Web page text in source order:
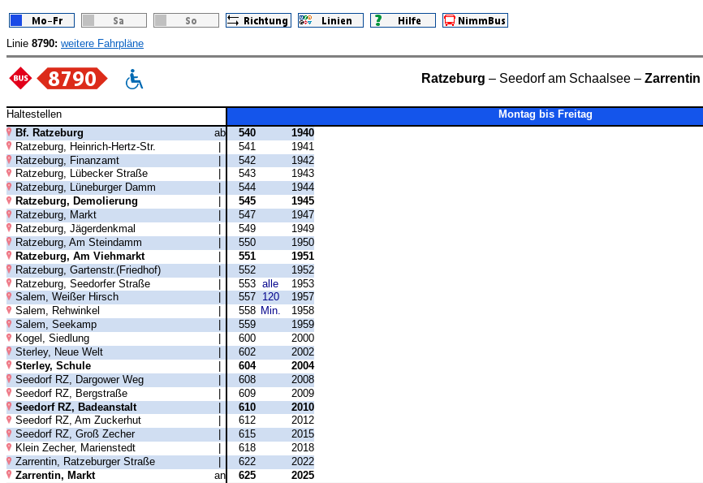
Linie 8790: weitere Fahrpläne
Ratzeburg – Seedorf am Schaalsee – Zarrentin
Haltestellen
Montag bis Freitag
Bf. Ratzeburg
ab 540
1940
Ratzeburg, Heinrich-Hertz-Str.
| 541
1941
Ratzeburg, Finanzamt
| 542
1942
Ratzeburg, Lübecker Straße
543
1943
Ratzeburg, Lüneburger Damm
544
1944
Ratzeburg, Demolierung
545
1945
Ratzeburg, Markt
547
1947
Ratzeburg, Jägerdenkmal
549
1949
Ratzeburg, Am Steindamm
550
1950
Ratzeburg, Am Viehmarkt
551
1951
Ratzeburg, Gartenstr.(Friedhof)
| 552
1952
Ratzeburg, Seedorfer Straße
| 553 alle
1953
Salem, Weißer Hirsch
557 120
1957
Salem, Rehwinkel
558 Min.
1958
Salem, Seekamp
559
1959
Kogel, Siedlung
600
2000
Sterley, Neue Welt
602
2002
Sterley, Schule
604
2004
Seedorf RZ, Dargower Weg
608
2008
Seedorf RZ, Bergstraße
| 609
2009
Seedorf RZ, Badeanstalt
| 610
2010
Seedorf RZ, Am Zuckerhut
612
2012
Seedorf RZ, Groß Zecher
615
2015
Klein Zecher, Marienstedt
618
2018
Zarrentin, Ratzeburger Straße
622
2022
Zarrentin, Markt
an 625 2025